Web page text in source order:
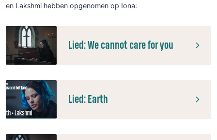
en Lakshmi hebben opgenomen op Iona:
Lied: We cannot care for you
Lied: Earth